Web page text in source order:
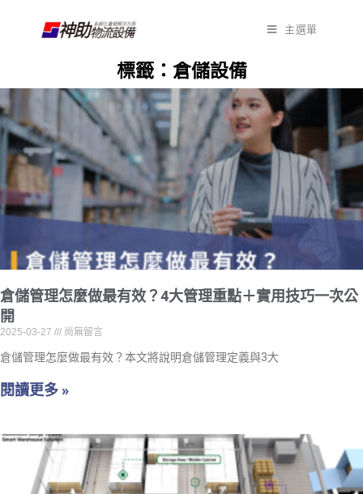
主選單
標籤：倉儲設備
倉儲管理怎麼做最有效？4大管理重點＋實用技巧一次公
開
2025-03-27 尚無留言
倉儲管理怎麼做最有效？本文將說明倉儲管理定義與3大
閱讀更多 »